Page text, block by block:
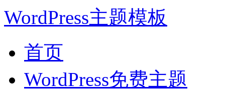
WordPress主题模板
首页
WordPress免费主题